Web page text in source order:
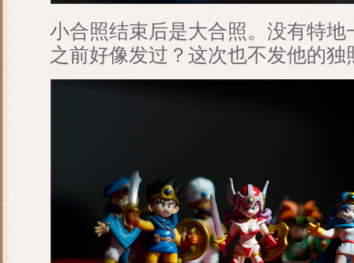
小合照结束后是大合照。没有特
之前好像发过？这次也不发他的独